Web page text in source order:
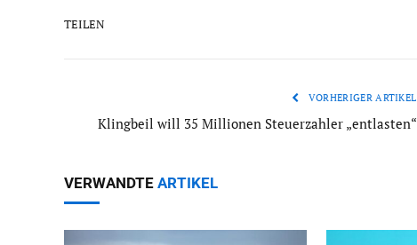
TEILEN
VORHERIGER ARTIKEL
Klingbeil will 35 Millionen Steuerzahler „entlasten“
VERWANDTE ARTIKEL